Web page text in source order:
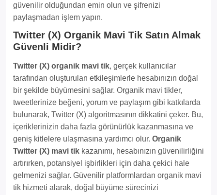
güvenilir olduğundan emin olun ve şifrenizi
paylaşmadan işlem yapın.
Twitter (X) Organik Mavi Tik Satın Almak
Güvenli Midir?
Twitter (X) organik mavi tik, gerçek kullanıcılar
tarafından oluşturulan etkileşimlerle hesabınızın doğal
bir şekilde büyümesini sağlar. Organik mavi tikler,
tweetlerinize beğeni, yorum ve paylaşım gibi katkılarda
bulunarak, Twitter (X) algoritmasının dikkatini çeker. Bu,
içeriklerinizin daha fazla görünürlük kazanmasına ve
geniş kitlelere ulaşmasına yardımcı olur. Organik
Twitter (X) mavi tik kazanımı, hesabınızın güvenilirliğini
artırırken, potansiyel işbirlikleri için daha çekici hale
gelmenizi sağlar. Güvenilir platformlardan organik mavi
tik hizmeti alarak, doğal büyüme sürecinizi